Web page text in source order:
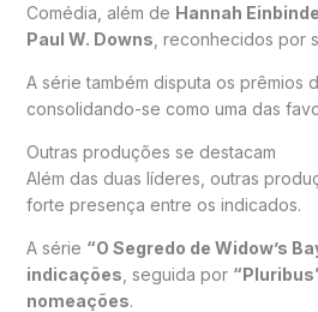
Comédia, além de Hannah
Paul W. Downs , reconhecidos por
A série também disputa os prêmios
consolidando-se como uma das
Outras produções se destacam
Além das duas líderes, outras
forte presença entre os indicados.
A série “O Segredo de Widow’s
indicações , seguida por
nomeações.